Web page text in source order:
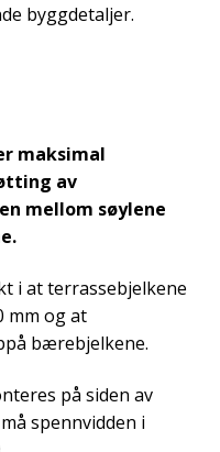
byggdetaljer.
maksimal
av
mellom søylene
i at terrassebjelkene
mm og at
bærebjelkene.
på siden av
spennvidden i